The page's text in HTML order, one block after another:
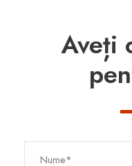
Aveți